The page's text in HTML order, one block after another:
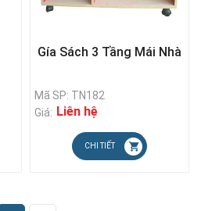
Gía Sách 3 Tầng Mái Nhà
Mã SP: TN182
Giá: Liên hệ
CHI TIẾT